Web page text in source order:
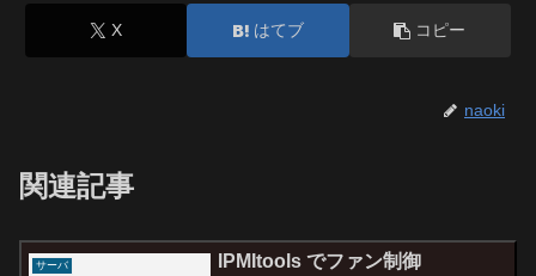
X はてブ コピー
naoki
関連記事
サーバ IPMItools でファン制御